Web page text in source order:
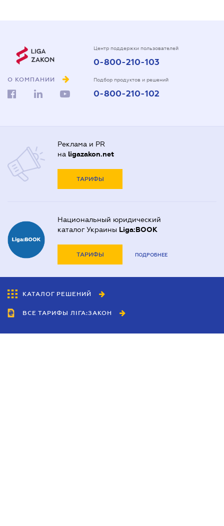
О КОМПАНИИ
Центр поддержки пользователей
0-800-210-103
Подбор продуктов и решений
0-800-210-102
Реклама и PR
на ligazakon.net
ТАРИФЫ
Национальный юридический
каталог Украины Liga:BOOK
ТАРИФЫ ПОДРОБНЕЕ
КАТАЛОГ РЕШЕНИЙ
ВСЕ ТАРИФЫ ЛІГА:ЗАКОН